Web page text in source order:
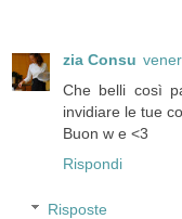
zia Consu
Che belli così
invidiare le tue
Buon w e <3
Rispondi
Risposte